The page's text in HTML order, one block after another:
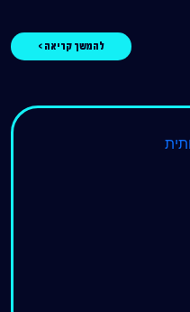
להמשך קריאה >